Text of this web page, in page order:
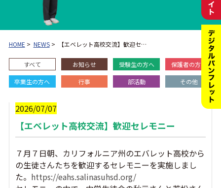
HOME > NEWS> 【エベレット高校交流】歓迎セ…
すべて お知らせ 受験生の方へ 保護者の方へ
卒業生の方へ 行事 部活動 その他
2026/07/07
【エベレット高校交流】歓迎セレモニー
７月７日朝、カリフォルニア州のエバレット高校から
の生徒さんたちを歓迎するセレモニーを実施しまし
た。 https://eahs.salinasuhsd.org/